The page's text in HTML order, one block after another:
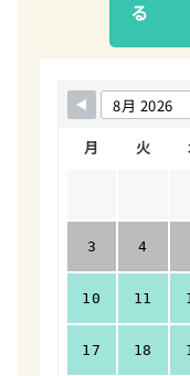
る
月 火
3 4
10 11
17 18